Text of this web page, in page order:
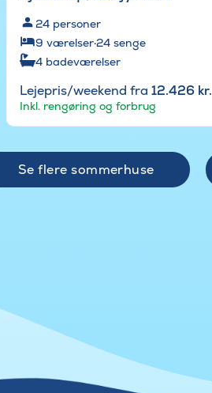
24 personer
9 værelser·24 senge
4 badeværelser
Lejepris/weekend fra 12.426 kr.
Inkl. rengøring og forbrug
Se flere sommerhuse